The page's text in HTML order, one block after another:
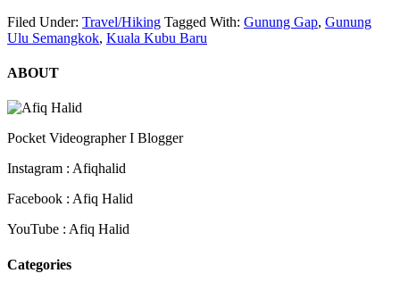
Filed Under: Travel/Hiking Tagged With: Gunung Gap, Gunung
Ulu Semangkok, Kuala Kubu Baru
ABOUT
Pocket Videographer I Blogger
Instagram : Afiqhalid
Facebook : Afiq Halid
YouTube : Afiq Halid
Categories